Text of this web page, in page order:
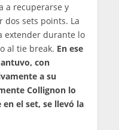
a recuperarse y
dos sets points. La
extender durante lo
al tie break. En ese
con
a su
Collignon lo
el set, se llevó la